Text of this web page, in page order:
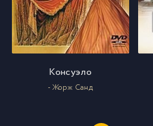
Консуэло
- Жорж Санд